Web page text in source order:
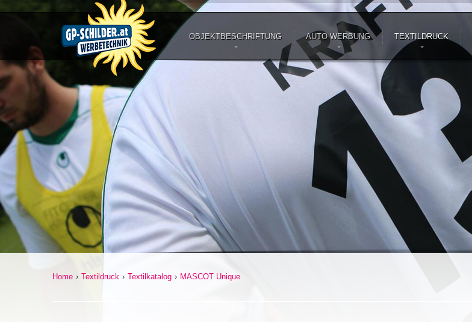
OBJEKTBESCHRIFTUNG AUTO WERBUNG TEXTILDRUCK
Home › Textildruck › Textilkatalog › MASCOT Unique